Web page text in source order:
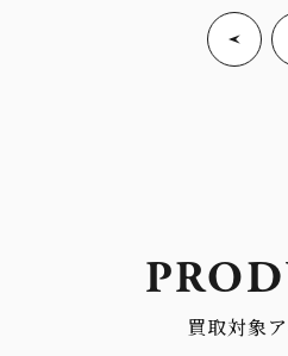
買取対象